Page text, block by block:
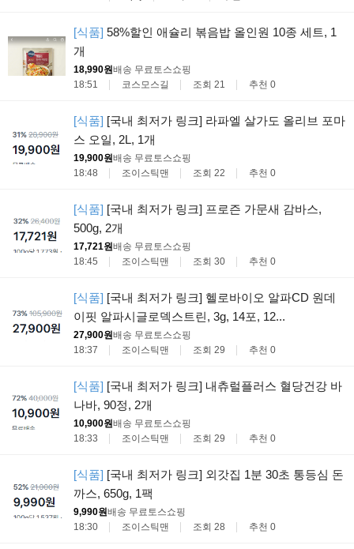
[식품] 58%할인 애슐리 볶음밥 올인원 10종 세트, 1
개
18,990원배송 무료 토스쇼핑
18:51
코스모스길 조회 21 추천 0
[식품] [국내 최저가 링크] 라파엘 살가도 올리브 포마
스 오일, 2L, 1개
19,900원배송 무료 토스쇼핑
18:48
조이스틱맨 조회 22 추천 0
[식품] [국내 최저가 링크] 프로즌 가문새 감바스,
500g, 2개
17,721원배송 무료 토스쇼핑
18:45
조이스틱맨 조회 30 추천 0
[식품] [국내 최저가 링크] 헬로바이오 알파CD 원데
이핏 알파시글로덱스트린, 3g, 14포, 12...
27,900원배송 무료 토스쇼핑
18:37
조이스틱맨 조회 29 추천 0
[식품] [국내 최저가 링크] 내츄럴플러스 혈당건강 바
나바, 90정, 2개
10,900원배송 무료 토스쇼핑
18:33
조이스틱맨 조회 29 추천 0
[식품] [국내 최저가 링크] 외갓집 1분 30초 통등심 돈
까스, 650g, 1팩
9,990원배송 무료 토스쇼핑
18:30
조이스틱맨 조회 28 추천 0